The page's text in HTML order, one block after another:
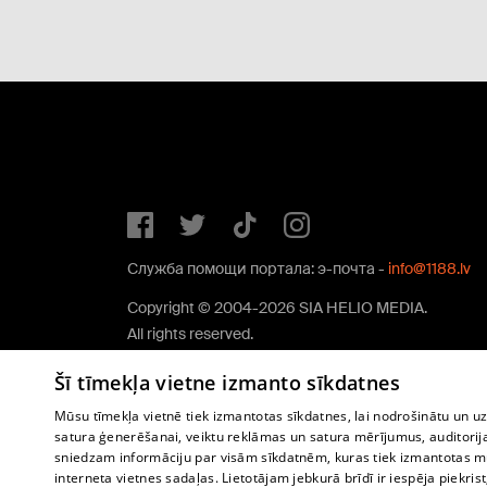
Служба помощи портала: э-почта - info@1188.lv
Copyright © 2004-2026 SIA HELIO MEDIA.
All rights reserved.
Šī tīmekļa vietne izmanto sīkdatnes
Mūsu tīmekļa vietnē tiek izmantotas sīkdatnes, lai nodrošinātu un
satura ģenerēšanai, veiktu reklāmas un satura mērījumus,
sniedzam informāciju par visām sīkdatnēm, kuras tiek izmantotas
interneta vietnes sadaļas. Lietotājam jebkurā brīdī ir iespēja